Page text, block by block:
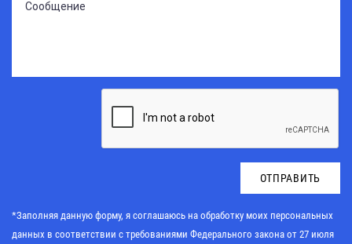
ОТПРАВИТЬ
*Заполняя данную форму, я соглашаюсь на обработку моих персональных
данных в соответствии с требованиями Федерального закона от 27 июля